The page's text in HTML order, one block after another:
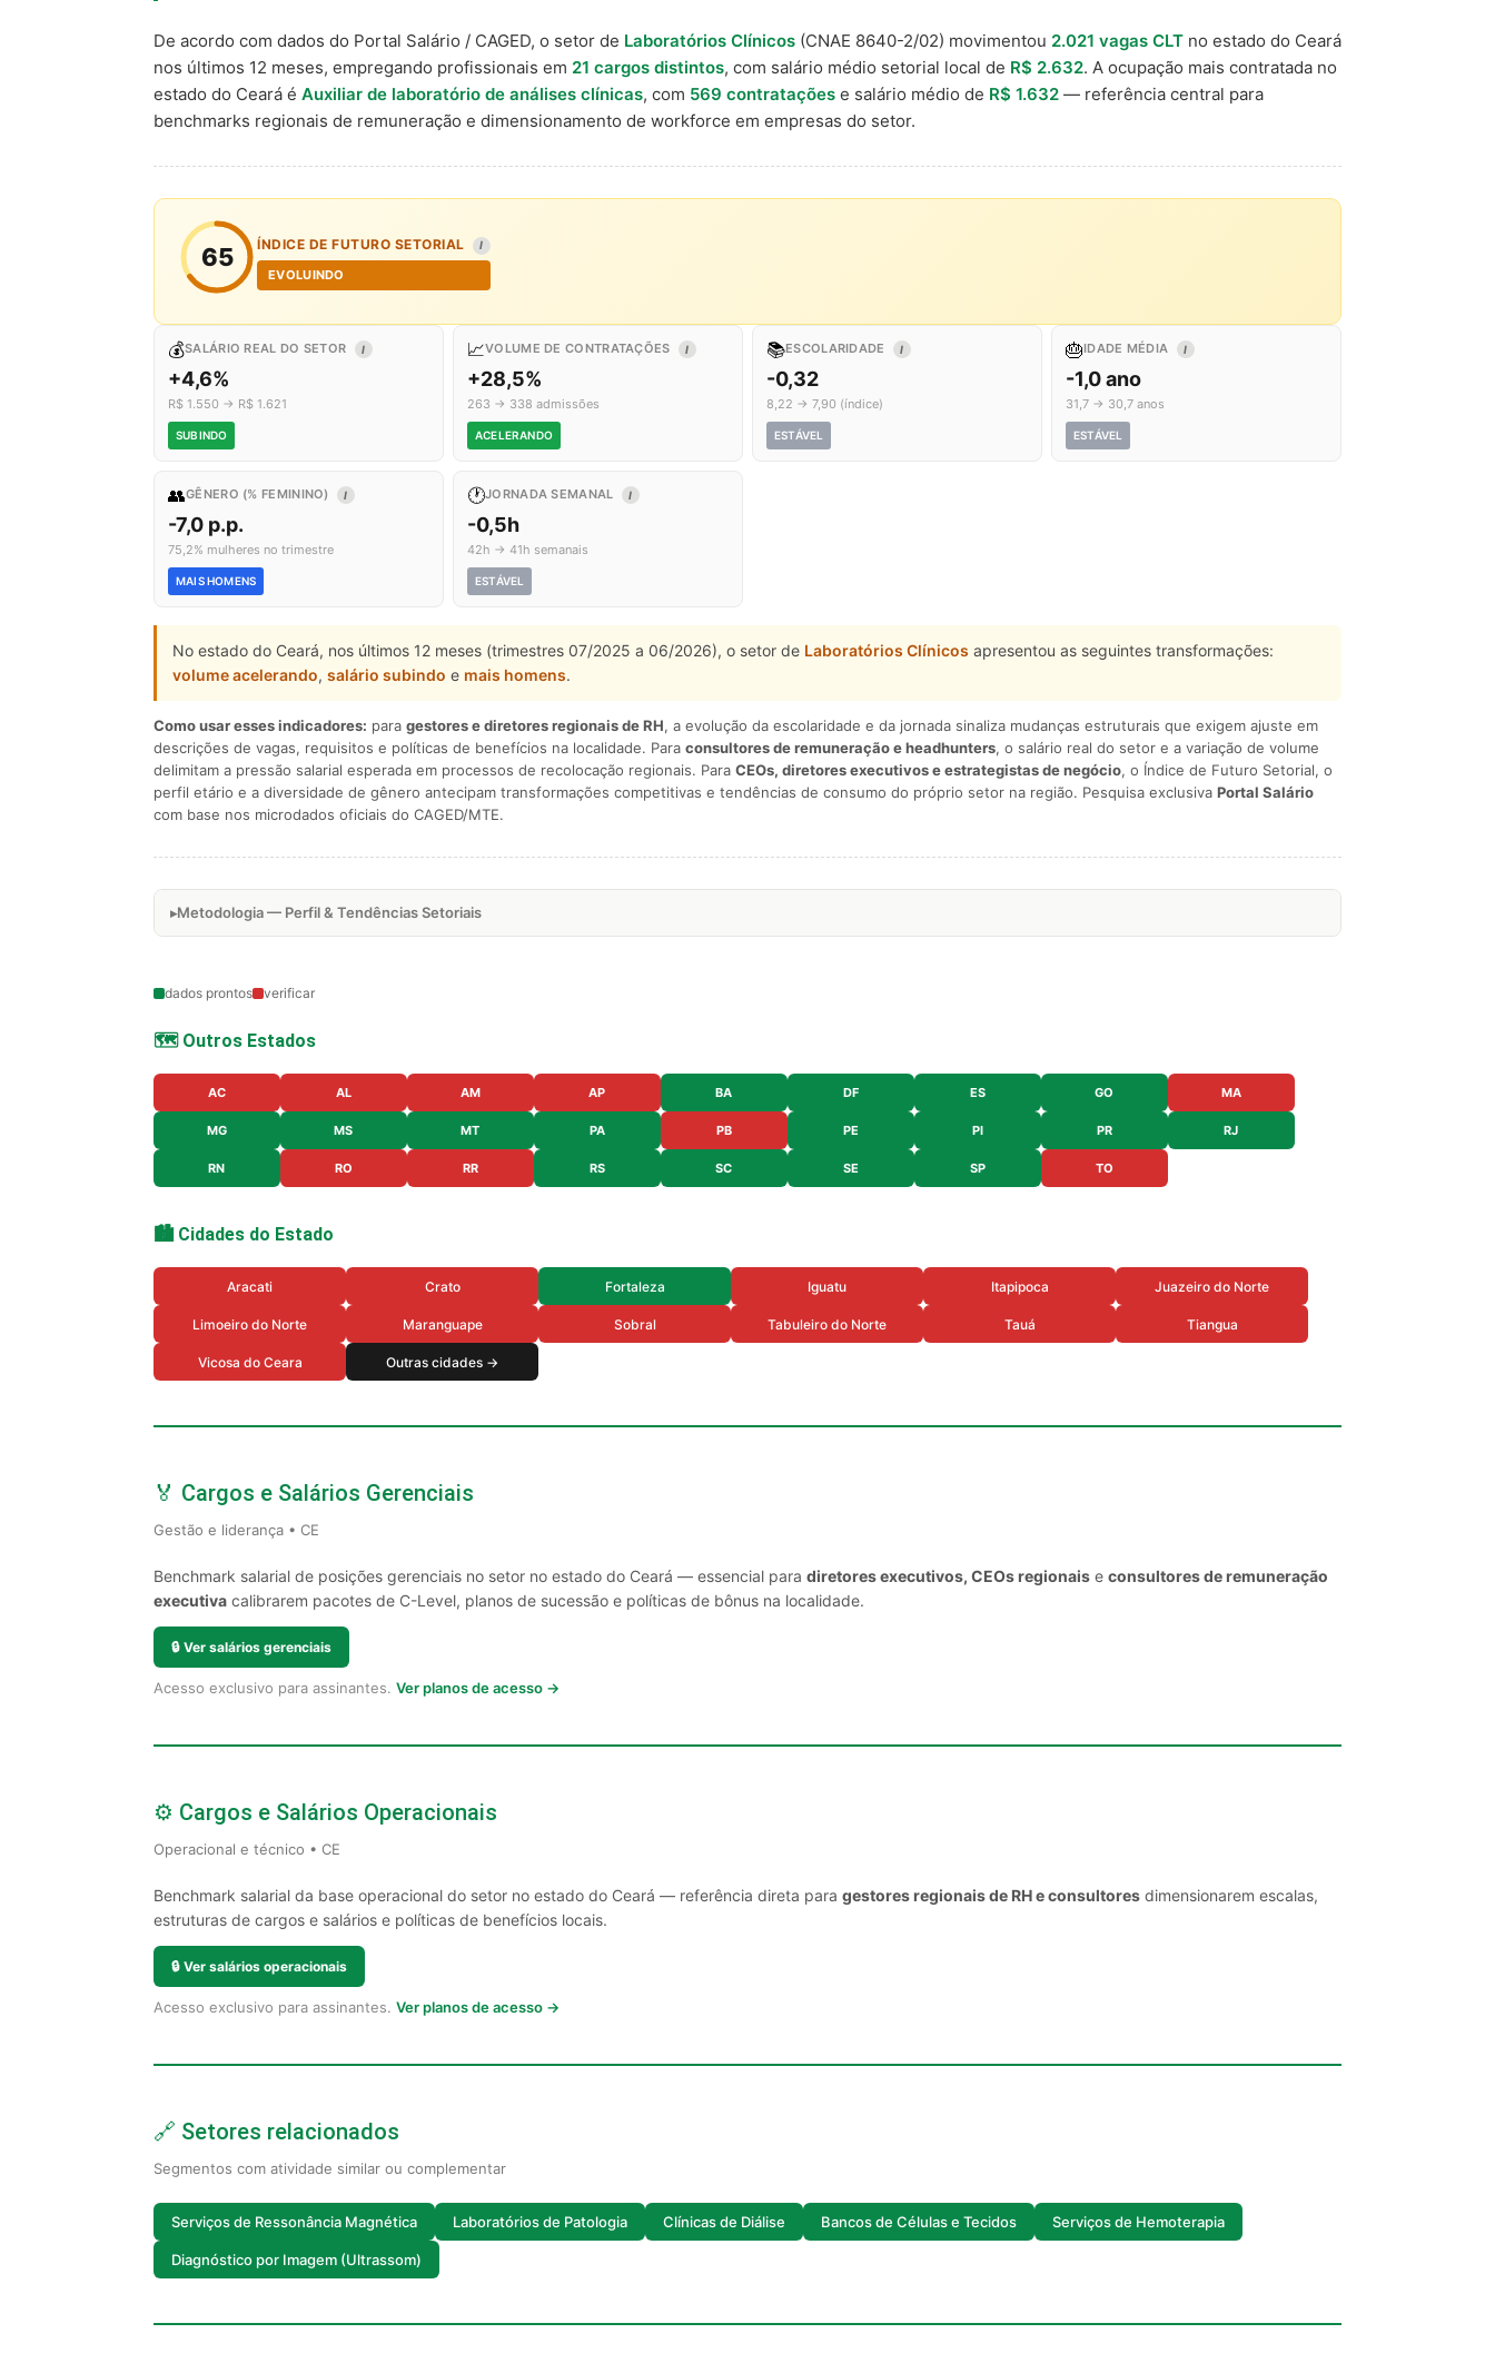
De acordo com dados do Portal Salário / CAGED, o setor de Laboratórios Clínicos (CNAE 8640-2/02) movimentou 2.021 vagas CLT no estado do Ceará
nos últimos 12 meses, empregando profissionais em 21 cargos distintos, com salário médio setorial local de R$ 2.632. A ocupação mais contratada no
estado do Ceará é Auxiliar de laboratório de análises clínicas, com 569 contratações e salário médio de R$ 1.632 — referência central para
benchmarks regionais de remuneração e dimensionamento de workforce em empresas do setor.
65 ÍNDICE DE FUTURO SETORIAL I
EVOLUINDO
💰SALÁRIO REAL DO SETOR I
+4,6%
R$ 1.550 → R$ 1.621
SUBINDO
📈VOLUME DE CONTRATAÇÕES I
+28,5%
263 → 338 admissões
ACELERANDO
📚ESCOLARIDADE I
-0,32
8,22 → 7,90 (índice)
ESTÁVEL
🎂IDADE MÉDIA I
-1,0 ano
31,7 → 30,7 anos
ESTÁVEL
👥GÊNERO (% FEMININO) I
-7,0 p.p.
75,2% mulheres no trimestre
MAIS HOMENS
🕐JORNADA SEMANAL I
-0,5h
42h → 41h semanais
ESTÁVEL
No estado do Ceará, nos últimos 12 meses (trimestres 07/2025 a 06/2026), o setor de Laboratórios Clínicos apresentou as seguintes transformações:
volume acelerando, salário subindo e mais homens.
Como usar esses indicadores: para gestores e diretores regionais de RH, a evolução da escolaridade e da jornada sinaliza mudanças estruturais que exigem ajuste em
descrições de vagas, requisitos e políticas de benefícios na localidade. Para consultores de remuneração e headhunters, o salário real do setor e a variação de volume
delimitam a pressão salarial esperada em processos de recolocação regionais. Para CEOs, diretores executivos e estrategistas de negócio, o Índice de Futuro Setorial, o
perfil etário e a diversidade de gênero antecipam transformações competitivas e tendências de consumo do próprio setor na região. Pesquisa exclusiva Portal Salário
com base nos microdados oficiais do CAGED/MTE.
Metodologia — Perfil & Tendências Setoriais
dados prontos verificar
🗺️ Outros Estados
AC AL AM AP BA DF ES GO MA
MG MS MT PA PB PE PI PR RJ
RN RO RR RS SC SE SP TO
🏙️ Cidades do Estado
Aracati Crato Fortaleza Iguatu Itapipoca Juazeiro do Norte
Limoeiro do Norte Maranguape Sobral Tabuleiro do Norte Tauá Tiangua
Vicosa do Ceara Outras cidades →
🏅 Cargos e Salários Gerenciais
Gestão e liderança • CE
Benchmark salarial de posições gerenciais no setor no estado do Ceará — essencial para diretores executivos, CEOs regionais e consultores de remuneração
executiva calibrarem pacotes de C-Level, planos de sucessão e políticas de bônus na localidade.
🔒 Ver salários gerenciais
Acesso exclusivo para assinantes. Ver planos de acesso →
⚙️ Cargos e Salários Operacionais
Operacional e técnico • CE
Benchmark salarial da base operacional do setor no estado do Ceará — referência direta para gestores regionais de RH e consultores dimensionarem escalas,
estruturas de cargos e salários e políticas de benefícios locais.
🔒 Ver salários operacionais
Acesso exclusivo para assinantes. Ver planos de acesso →
🔗 Setores relacionados
Segmentos com atividade similar ou complementar
Serviços de Ressonância Magnética Laboratórios de Patologia Clínicas de Diálise Bancos de Células e Tecidos Serviços de Hemoterapia
Diagnóstico por Imagem (Ultrassom)